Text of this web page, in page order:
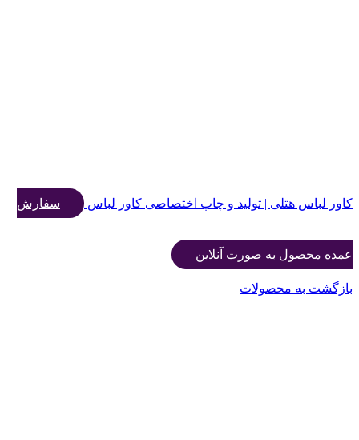
کاور لباس هتلی | تولید و چاپ اختصاصی کاور لباس سفارش
عمده محصول به صورت آنلاین
بازگشت به محصولات